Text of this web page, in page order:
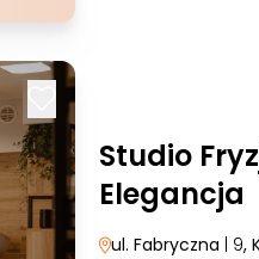
Studio
Elegancja
ul. Fabryczna | 9,